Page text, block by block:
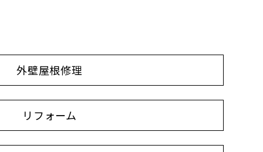
外壁屋根修理
リフォーム